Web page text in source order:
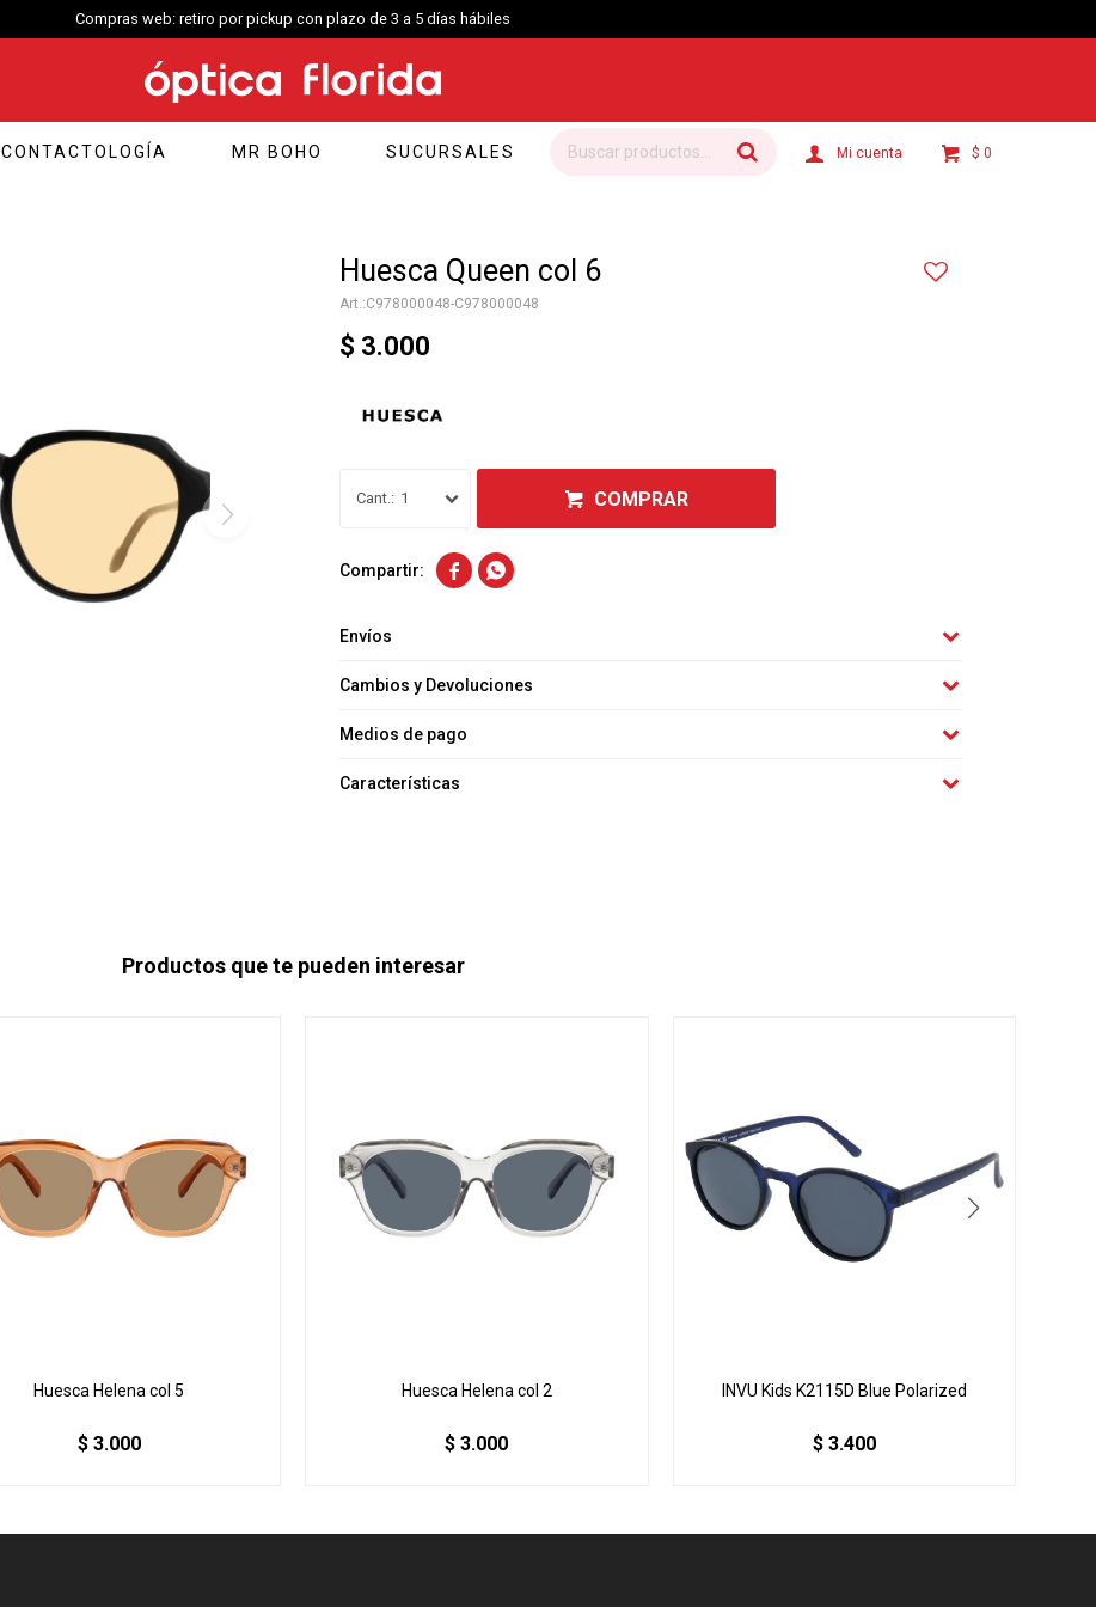
Compras web: retiro por pickup con plazo de 3 a 5 días hábiles
CONTACTOLOGÍA MR BOHO SUCURSALES $ 0
Huesca Queen col 6
C978000048-C978000048
$ 3.000
1 COMPRAR
 
Envíos
Cambios y Devoluciones
Medios de pago
Características
Productos que te pueden interesar
Huesca Helena col 5
$ 3.000
Huesca Helena col 2
$ 3.000
INVU Kids K2115D Blue Polarized
$ 3.400